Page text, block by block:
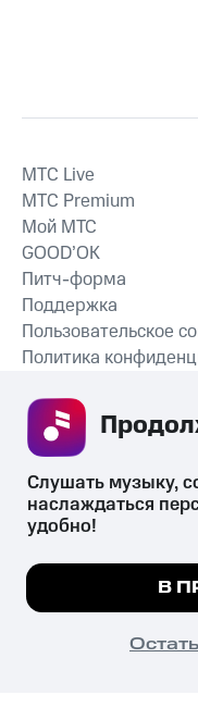
MTС Live
MTС Premium
Мой МТС
GOOD’OK
Питч-форма
Поддержка
Пользовательское
Политика
психотропных веществ,
их незаконный оборот
законодательством
© 2026 ООО «КИОН».
Все права защищены
Мы используем
Слушать музыку,
наслаждаться
удобно!
В